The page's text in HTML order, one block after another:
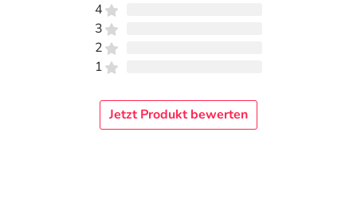
4
3
2
1
Jetzt Produkt bewerten